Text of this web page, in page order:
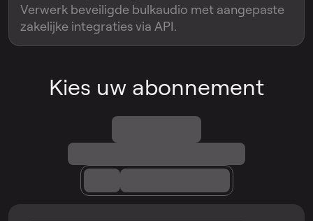
Verwerk beveiligde bulkaudio met aangepaste
zakelijke integraties via API.
Kies uw abonnement